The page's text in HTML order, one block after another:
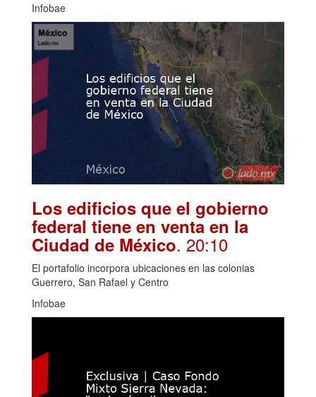
Infobae
Los edificios que el gobierno
federal tiene en venta en la
Ciudad de México. 20:10
El portafolio incorpora ubicaciones en las colonias
Guerrero, San Rafael y Centro
Infobae